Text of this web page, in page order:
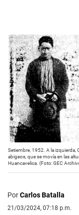
Setiembre, 1952. A la izquierda,
abigeos, que se movía en las
Huancavelica. (Foto: GEC
PorCarlos Batalla
21/03/2024, 07:18 p.m.